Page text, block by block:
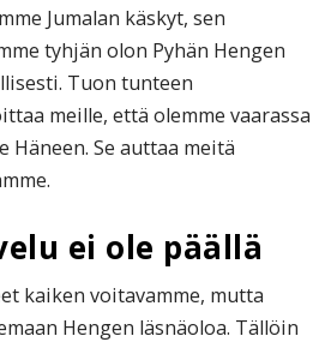
Jumalan käskyt, sen
tyhjän olon Pyhän Hengen
Tuon tunteen
meille, että olemme vaarassa
Häneen. Se auttaa meitä
ei ole päällä
kaiken voitavamme, mutta
Hengen läsnäoloa. Tällöin